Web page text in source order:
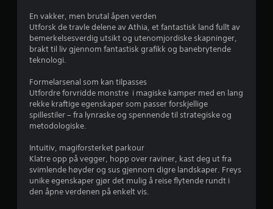
.
4
s
t
e
r
En vakker, men brutal åpen verden
Utforsk de travle delene av Athia, et fantastisk land fullt av
bemerkelsesverdig utsikt og utenomjordiske skapninger,
brakt til liv gjennom fantastisk grafikk og banebrytende
teknologi.
Formelarsenal som kan tilpasses
Utfordre forvridde monstre i magiske kamper med en lang
rekke kraftige egenskaper som passer forskjellige
spillestiler – fra lynraske og spennende til strategiske og
metodologiske.
Intuitiv, magiforsterket parkour
Klatre opp på vegger, hopp over raviner, kast deg ut fra
svimlende høyder og sus gjennom digre landskaper. Freys
unike egenskaper gjør det mulig å reise flytende rundt i
den åpne verdenen på enkelt vis.